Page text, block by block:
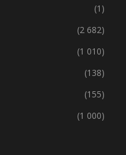
(670)
(1)
(2 682)
(1 010)
(138)
(155)